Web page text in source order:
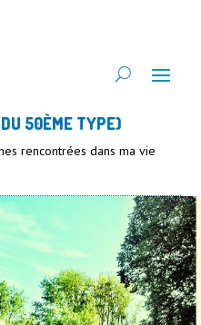
50ÈME TYPE)
rencontrées dans ma vie